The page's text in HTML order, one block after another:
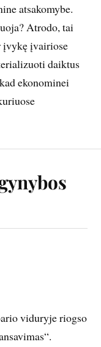
atsakomybe.
Atrodo, tai
įvykę įvairiose
daiktus
ekonominei
viduryje riogso